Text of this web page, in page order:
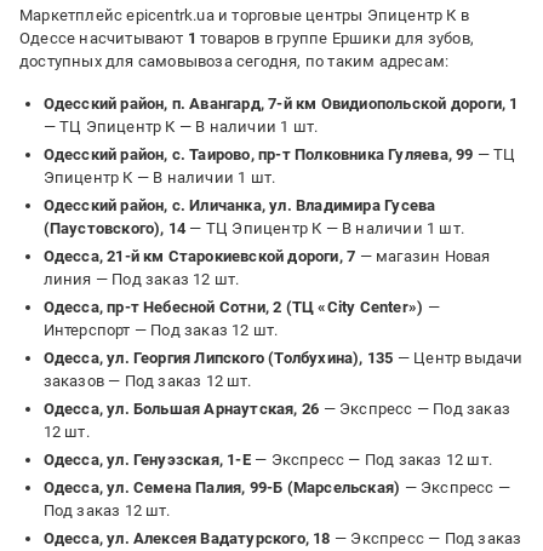
Маркетплейс epicentrk.ua и торговые центры Эпицентр К в
Одессе насчитывают 1 товаров в группе Ершики для зубов,
доступных для самовывоза сегодня, по таким адресам:
Одесский район, п. Авангард, 7-й км Овидиопольской дороги, 1
— ТЦ Эпицентр К — В наличии 1 шт.
Одесский район, с. Таирово, пр-т Полковника Гуляева, 99 — ТЦ
Эпицентр К — В наличии 1 шт.
Одесский район, с. Иличанка, ул. Владимира Гусева
(Паустовского), 14 — ТЦ Эпицентр К — В наличии 1 шт.
Одесса, 21-й км Старокиевской дороги, 7 — магазин Новая
линия — Под заказ 12 шт.
Одесса, пр-т Небесной Сотни, 2 (ТЦ «City Center») —
Интерспорт — Под заказ 12 шт.
Одесса, ул. Георгия Липского (Толбухина), 135 — Центр выдачи
заказов — Под заказ 12 шт.
Одесса, ул. Большая Арнаутская, 26 — Экспресс — Под заказ
12 шт.
Одесса, ул. Генуэзская, 1-Е— Экспресс — Под заказ 12 шт.
Одесса, ул. Семена Палия, 99-Б (Марсельская) — Экспресс —
Под заказ 12 шт.
Одесса, ул. Алексея Вадатурского, 18 — Экспресс — Под заказ